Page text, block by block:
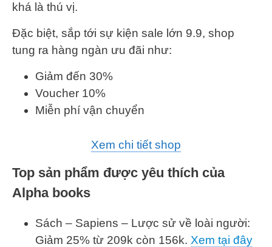
khá là thú vị.
Đặc biệt, sắp tới sự kiện sale lớn 9.9, shop
tung ra hàng ngàn ưu đãi như:
Giảm đến 30%
Voucher 10%
Miễn phí vận chuyển
Xem chi tiết shop
Top sản phẩm được yêu thích của
Alpha books
Sách – Sapiens – Lược sử về loài người:
Giảm 25% từ 209k còn 156k. Xem tại đây